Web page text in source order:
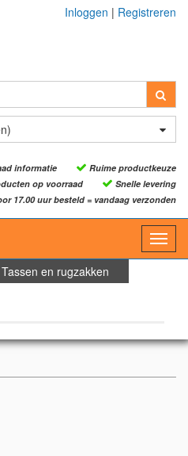
Inloggen | Registreren
informatie
Ruime productkeuze
op voorraad
Snelle levering
17.00 uur besteld = vandaag verzonden
Tassen en rugzakken